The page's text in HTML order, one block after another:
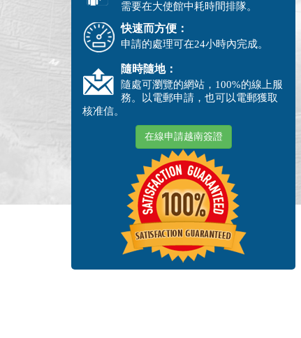
需要在大使館中耗時間排隊。
快速而方便：
申請的處理可在24小時內完成。
隨時隨地：
隨處可瀏覽的網站，100%的線上服
務。以電郵申請，也可以電郵獲取
核准信。
在線申請越南簽證